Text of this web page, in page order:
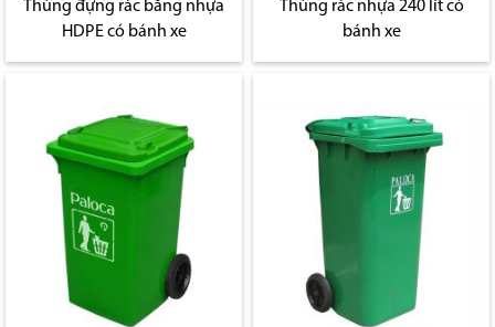
Thùng đựng rác bằng nhựa
HDPE có bánh xe
Thùng rác nhựa 240 lít có
bánh xe